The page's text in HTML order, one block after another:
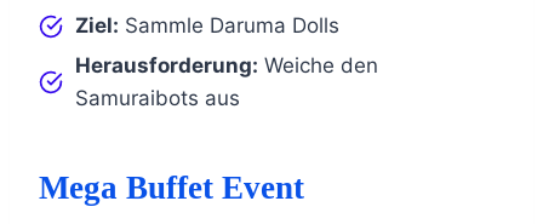
Ziel: Sammle Daruma Dolls
Herausforderung: Weiche den
Samuraibots aus
Mega Buffet Event